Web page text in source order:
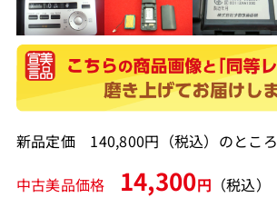
新品定価 140,800円（税込）のところ
中古美品価格 14,300円 （税込）